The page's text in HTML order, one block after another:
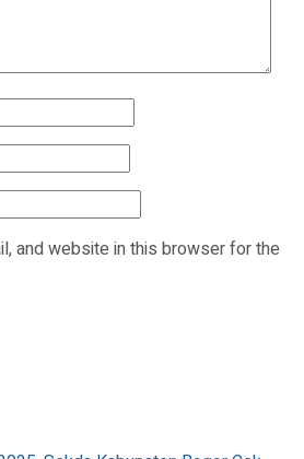
and website in this browser for the